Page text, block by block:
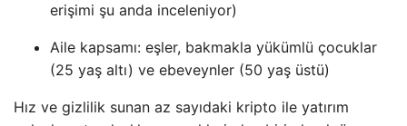
erişimi şu anda inceleniyor)
Aile kapsamı: eşler, bakmakla yükümlü çocuklar
(25 yaş altı) ve ebeveynler (50 yaş üstü)
Hız ve gizlilik sunan az sayıdaki kripto ile yatırım